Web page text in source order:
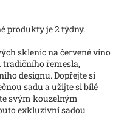
produkty je 2 týdny.
sklenic na červené víno
tradičního řemesla,
designu. Dopřejte si
sadu a užijte si bílé
svým kouzelným
exkluzivní sadou